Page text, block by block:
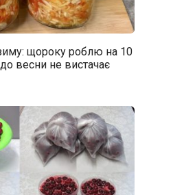
щороку роблю на 10
весни не вистачає